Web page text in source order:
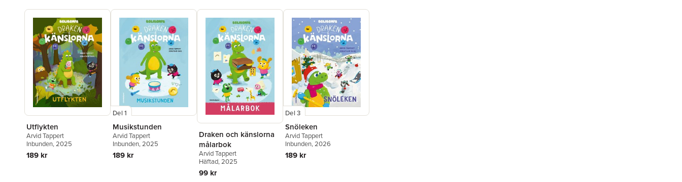
Utflykten
Arvid Tappert
Inbunden, 2025
189 kr
Del 1
Musikstunden
Arvid Tappert
Inbunden, 2025
189 kr
Draken och känslorna
målarbok
Arvid Tappert
Häftad, 2025
99 kr
Del 3
Snöleken
Arvid Tappert
Inbunden, 2026
189 kr